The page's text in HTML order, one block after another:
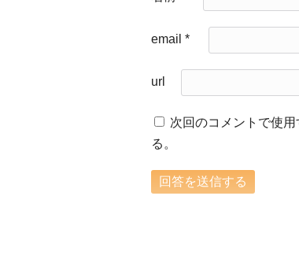
email *
url
次回のコメントで使
る。